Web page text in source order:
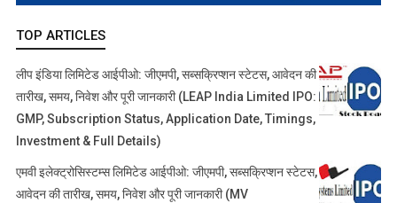
TOP ARTICLES
लीप इंडिया लिमिटेड आईपीओ: जीएमपी, सब्सक्रिप्शन स्टेटस, आवेदन की
तारीख, समय, निवेश और पूरी जानकारी (LEAP India Limited IPO:
GMP, Subscription Status, Application Date, Timings,
Investment & Full Details)
एमवी इलेक्ट्रोसिस्टम्स लिमिटेड आईपीओ: जीएमपी, सब्सक्रिप्शन स्टेटस,
आवेदन की तारीख, समय, निवेश और पूरी जानकारी (MV